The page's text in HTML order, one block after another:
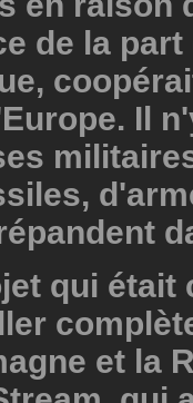
de la
Il
qui était
et la